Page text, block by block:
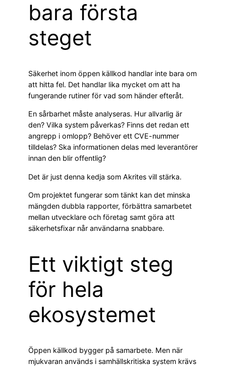
bara första
steget
Säkerhet inom öppen källkod handlar inte bara om
att hitta fel. Det handlar lika mycket om att ha
fungerande rutiner för vad som händer efteråt.
En sårbarhet måste analyseras. Hur allvarlig är
den? Vilka system påverkas? Finns det redan ett
angrepp i omlopp? Behöver ett CVE-nummer
tilldelas? Ska informationen delas med leverantörer
innan den blir offentlig?
Det är just denna kedja som Akrites vill stärka.
Om projektet fungerar som tänkt kan det minska
mängden dubbla rapporter, förbättra samarbetet
mellan utvecklare och företag samt göra att
säkerhetsfixar når användarna snabbare.
Ett viktigt steg
för hela
ekosystemet
Öppen källkod bygger på samarbete. Men när
mjukvaran används i samhällskritiska system krävs